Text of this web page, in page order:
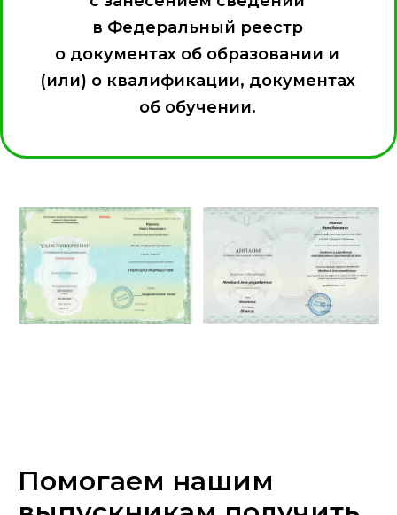
в Федеральный реестр
о документах об образовании и
(или) о квалификации, документах
об обучении.
Помогаем нашим